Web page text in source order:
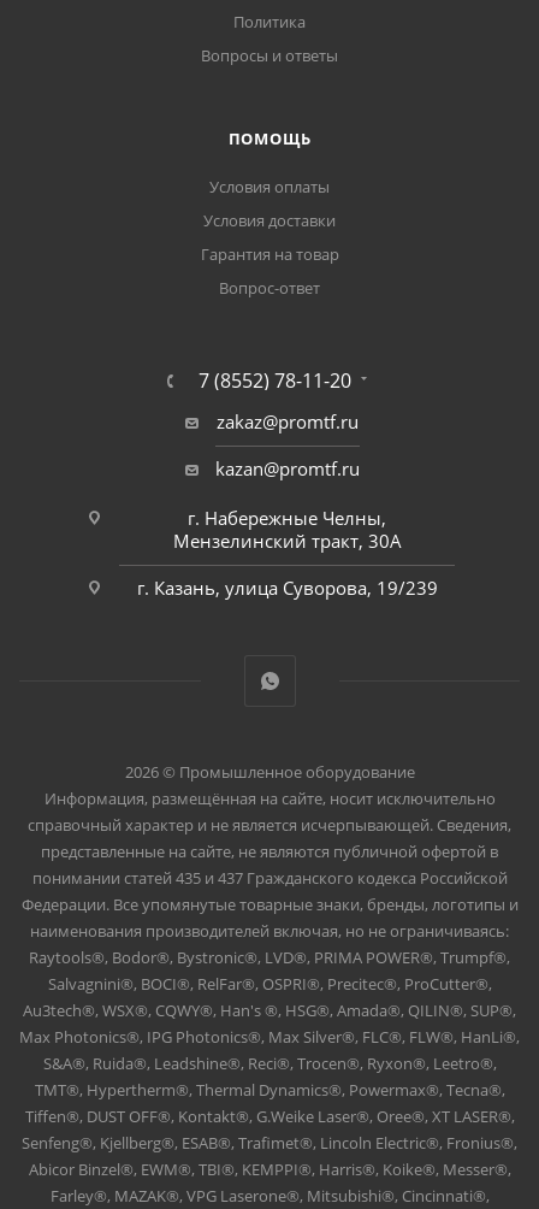
Политика
Вопросы и ответы
ПОМОЩЬ
Условия оплаты
Условия доставки
Гарантия на товар
Вопрос-ответ
7 (8552) 78-11-20
zakaz@promtf.ru
kazan@promtf.ru
г. Набережные Челны,
Мензелинский тракт, 30А
г. Казань, улица Суворова, 19/239
2026 © Промышленное оборудование
Информация, размещённая на сайте, носит исключительно
справочный характер и не является исчерпывающей. Сведения,
представленные на сайте, не являются публичной офертой в
понимании статей 435 и 437 Гражданского кодекса Российской
Федерации. Все упомянутые товарные знаки, бренды, логотипы и
наименования производителей включая, но не ограничиваясь:
Raytools®, Bodor®, Bystronic®, LVD®, PRIMA POWER®, Trumpf®,
Salvagnini®, BOCI®, RelFar®, OSPRI®, Precitec®, ProCutter®,
Au3tech®, WSX®, CQWY®, Han's ®, HSG®, Amada®, QILIN®, SUP®,
Max Photonics®, IPG Photonics®, Max Silver®, FLC®, FLW®, HanLi®,
S&A®, Ruida®, Leadshine®, Reci®, Trocen®, Ryxon®, Leetro®,
TMT®, Hypertherm®, Thermal Dynamics®, Powermax®, Tecna®,
Tiffen®, DUST OFF®, Kontakt®, G.Weike Laser®, Oree®, XT LASER®,
Senfeng®, Kjellberg®, ESAB®, Trafimet®, Lincoln Electric®, Fronius®,
Abicor Binzel®, EWM®, TBI®, KEMPPI®, Harris®, Koike®, Messer®,
Farley®, MAZAK®, VPG Laserone®, Mitsubishi®, Cincinnati®,